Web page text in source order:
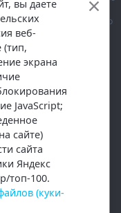
«Агентство
массовой
выдано Федеральной
технологий
материалов
материалов без
рекомендательные
вы даете
веб-
(тип,
экрана
JavaScript;
сайте)
сайта
Яндекс
топ-100.
(куки-